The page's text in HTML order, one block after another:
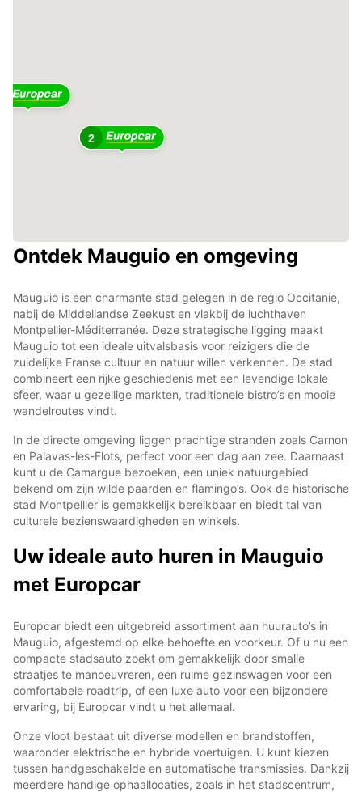
2
Ontdek Mauguio en omgeving
Mauguio is een charmante stad gelegen in de regio Occitanie,
nabij de Middellandse Zeekust en vlakbij de luchthaven
Montpellier-Méditerranée. Deze strategische ligging maakt
Mauguio tot een ideale uitvalsbasis voor reizigers die de
zuidelijke Franse cultuur en natuur willen verkennen. De stad
combineert een rijke geschiedenis met een levendige lokale
sfeer, waar u gezellige markten, traditionele bistro’s en mooie
wandelroutes vindt.
In de directe omgeving liggen prachtige stranden zoals Carnon
en Palavas-les-Flots, perfect voor een dag aan zee. Daarnaast
kunt u de Camargue bezoeken, een uniek natuurgebied
bekend om zijn wilde paarden en flamingo’s. Ook de historische
stad Montpellier is gemakkelijk bereikbaar en biedt tal van
culturele bezienswaardigheden en winkels.
Uw ideale auto huren in Mauguio
met Europcar
Europcar biedt een uitgebreid assortiment aan huurauto’s in
Mauguio, afgestemd op elke behoefte en voorkeur. Of u nu een
compacte stadsauto zoekt om gemakkelijk door smalle
straatjes te manoeuvreren, een ruime gezinswagen voor een
comfortabele roadtrip, of een luxe auto voor een bijzondere
ervaring, bij Europcar vindt u het allemaal.
Onze vloot bestaat uit diverse modellen en brandstoffen,
waaronder elektrische en hybride voertuigen. U kunt kiezen
tussen handgeschakelde en automatische transmissies. Dankzij
meerdere handige ophaallocaties, zoals in het stadscentrum,